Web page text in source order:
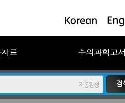
료 수의과학고서